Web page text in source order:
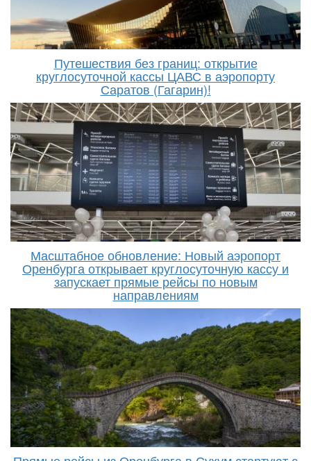
Путешествия без границ: открытие
круглосуточной кассы ЦАВС в аэропорту
Саратов (Гагарин)!
Масштабное обновление: Новый аэропорт
Оренбурга открывает круглосуточную кассу и
запускает прямые рейсы по новым
направлениям